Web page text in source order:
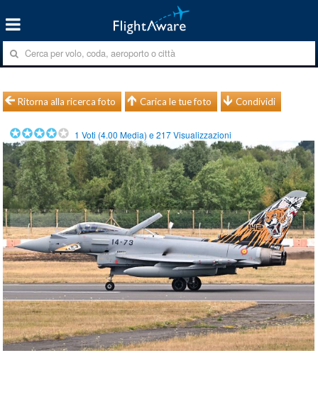
Ritorna alla ricerca foto Carica le tue foto Condividi
1 Voti (4.00 Media) e217Visualizzazioni